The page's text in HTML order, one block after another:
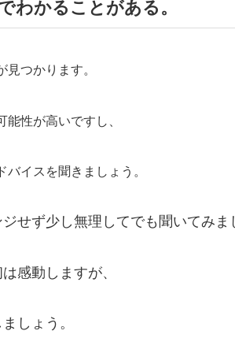
わかることがある。
つかります。
性が高いですし、
イスを聞きましょう。
せず少し無理してでも聞いてみま
感動しますが、
しょう。